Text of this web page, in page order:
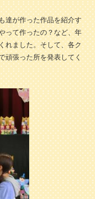
達が作った作品を紹介す
って作ったの？など、年
れました。そして、各ク
頑張った所を発表してく